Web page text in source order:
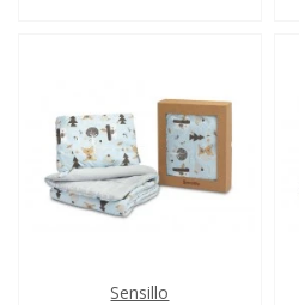
Sensillo